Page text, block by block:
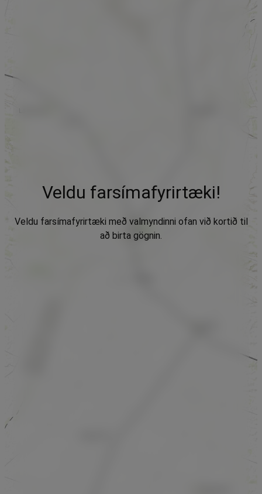
Veldu farsímafyrirtæki!
Veldu farsímafyrirtæki með valmyndinni ofan við kortið til
að birta gögnin.